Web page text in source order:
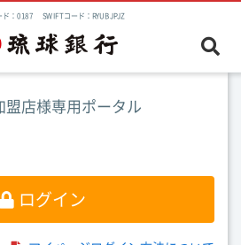
ド：0187 SWIFTコード：RYUBJPJZ
盟店様専用ポータル
ログイン